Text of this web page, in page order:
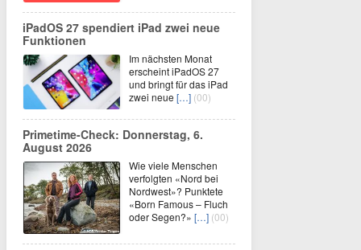
iPadOS 27 spendiert iPad zwei neue
Funktionen
Im nächsten Monat
erscheint iPadOS 27
und bringt für das iPad
zwei neue […] (00)
Primetime-Check: Donnerstag, 6.
August 2026
Wie viele Menschen
verfolgten «Nord bei
Nordwest»? Punktete
«Born Famous – Fluch
oder Segen?» […] (00)